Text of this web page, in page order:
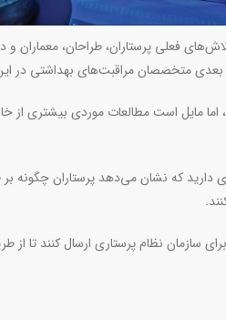
فعلی پرستاران، طراحان، معماران و
متخصصان مراقبت‌های بهداشتی در
مایل است مطالعات موردی بیشتری از
دارید که نشان می‌دهد پرستاران چگونه
.
سازمان نظام پرستاری ارسال کنند تا از